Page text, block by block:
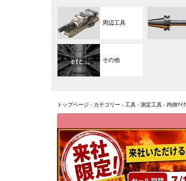
周辺工具
その他
トップページ › カテゴリー › 工具 › 測定工具 › 内側ﾏｲ